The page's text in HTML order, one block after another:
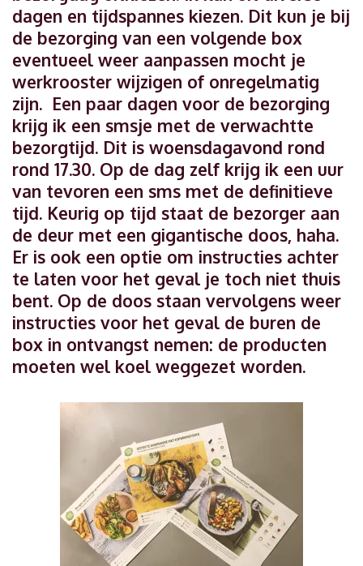
dagen en tijdspannes kiezen. Dit kun je bij
de bezorging van een volgende box
eventueel weer aanpassen mocht je
werkrooster wijzigen of onregelmatig
zijn. Een paar dagen voor de bezorging
krijg ik een smsje met de verwachtte
bezorgtijd. Dit is woensdagavond rond
rond 17.30. Op de dag zelf krijg ik een uur
van tevoren een sms met de definitieve
tijd. Keurig op tijd staat de bezorger aan
de deur met een gigantische doos, haha.
Er is ook een optie om instructies achter
te laten voor het geval je toch niet thuis
bent. Op de doos staan vervolgens weer
instructies voor het geval de buren de
box in ontvangst nemen: de producten
moeten wel koel weggezet worden.